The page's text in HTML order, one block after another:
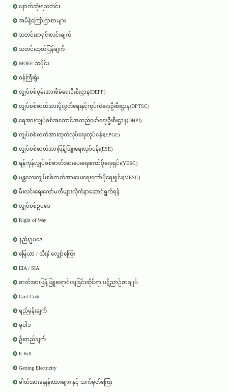
နောက်ဆုံးရသတင်း
အမိန့်ကြော်ငြာစာများ
သတင်းစာရှင်းလင်းချက်
သတင်းထုတ်ပြန်ချက်
MOEE သမိုင်း
ဝန်ကြီးရုံး
လျှပ်စစ်စွမ်းအားစီမံရေးဦးစီးဌာန(DEPP)
လျှပ်စစ်ဓာတ်အားပို့လွှတ်ရေးနှင့်ကွပ်ကဲရေးဦးစီးဌာန(DPTSC)
ရေအားလျှပ်စစ်အကောင်အထည်ဖော်ရေးဦးစီးဌာန(DHPI)
လျှပ်စစ်ဓာတ်အားထုတ်လုပ်ရေးလုပ်ငန်း(EPGE)
လျှပ်စစ်ဓာတ်အားဖြန့်ဖြူးရေးလုပ်ငန်း(ESE)
ရန်ကုန်လျှပ်စစ်ဓာတ်အားပေးရေးကော်ပိုရေးရှင်း(YESC)
မန္တလေးလျှပ်စစ်ဓာတ်အားပေးရေးကော်ပိုရေးရှင်း(MESC)
မီးလင်းရေးကော်မတီများလိုက်နာဆောင်ရွက်ရန်
လျှပ်စစ်ဥပဒေ
Right of Way
နည်းဥပဒေ
မြေယာ / သီးနှံ လျှော်ကြေး
EIA / SIA
ဓာတ်အားဖြန့်ဖြူးရောင်းချခြင်းဆိုင်ရာ ပဋိညာဉ်စာချုပ်
Grid Code
ရည်မှန်းချက်
မူဝါဒ
ဦးတည်ချက်
E-Bill
Getting Electricity
ဓါတ်အားခနှုန်းထားများ နှင့် သက်မှတ်ကြေး